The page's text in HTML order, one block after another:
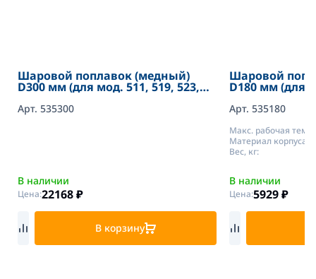
Шаровой поплавок (медный)
D300 мм (для мод. 511, 519, 523,
Арт. 535300
В наличии
Цена:22168₽
В корзину
Шаровой
D180 мм (для
Арт. 535180
Макс. рабочая
Материал корпуса:
Вес, кг:
В наличии
Цена:5929₽